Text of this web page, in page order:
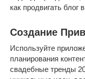
как продвигать блог
Создание
Используйте
планирования
свадебные тренды